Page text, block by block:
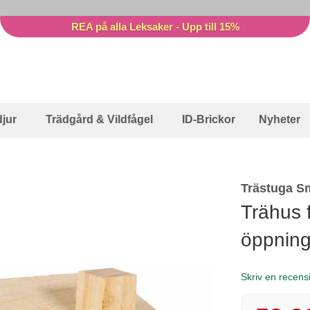
REA på alla Leksaker - Upp till 15%
Trädgård & Vildfågel ID-Brickor Nyheter
Trästuga
Trähus
Skriv en